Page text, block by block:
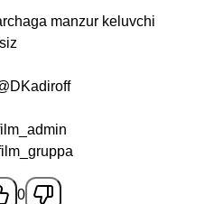
manzur keluvchi
0